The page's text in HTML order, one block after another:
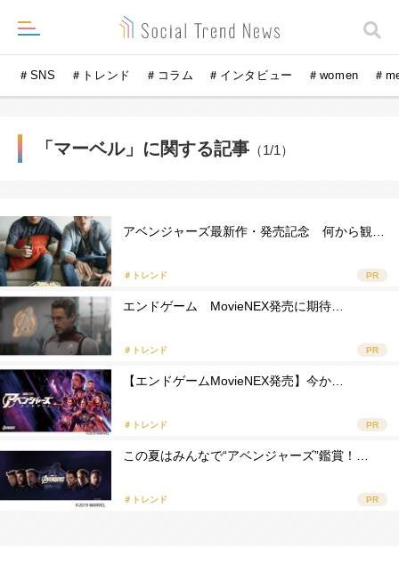
＃SNS ＃トレンド ＃コラム ＃インタビュー ＃women ＃
「マーベル」に関する記事 （1/1）
アベンジャーズ最新作・発売記念 何から観…
＃トレンド PR
エンドゲーム MovieNEX発売に期待…
＃トレンド PR
【エンドゲームMovieNEX発売】今か…
＃トレンド PR
この夏はみんなで“アベンジャーズ”鑑賞！…
＃トレンド PR